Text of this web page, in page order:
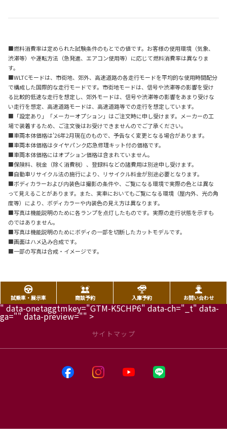
■燃料消費率は定められた試験条件のもとでの値です。お客様の使用環境（気象、
渋滞等）や運転方法（急発進、エアコン使用等）に応じて燃料消費率は異なりま
す。
■WLTCモードは、市街地、郊外、高速道路の各走行モードを平均的な使用時間配分
で構成した国際的な走行モードです。市街地モードは、信号や渋滞等の影響を受け
る比較的低速な走行を想定し、郊外モードは、信号や渋滞等の影響をあまり受けな
い走行を想定、高速道路モードは、高速道路等での走行を想定しています。
■「設定あり」「メーカーオプション」はご注文時に申し受けます。メーカーの工
場で装着するため、ご注文後はお受けできませんのでご了承ください。
■車両本体価格は'26年2月現在のもので、予告なく変更となる場合があります。
■車両本体価格はタイヤパンク応急修理キット付の価格です。
■車両本体価格にはオプション価格は含まれていません。
■保険料、税金（除く消費税）、登録料などの諸費用は別途申し受けます。
■自動車リサイクル法の施行により、リサイクル料金が別途必要となります。
■ボディカラーおよび内装色は撮影の条件や、ご覧になる環境で実際の色とは異な
って見えることがあります。また、実車においてもご覧になる環境（屋内外、光の角
度等）により、ボディカラーや内装色の見え方は異なります。
■写真は機能説明のために各ランプを点灯したものです。実際の走行状態を示すも
のではありません。
■写真は機能説明のためにボディの一部を切断したカットモデルです。
■画面はハメ込み合成です。
■一部の写真は合成・イメージです。
試乗車・展示車 商談予約 入庫予約 お問い合わせ
" data-onetaggtmkey="GTM-K5CHP6" data-ch="_t" data-
ga="" data-preview="" >
サイトマップ